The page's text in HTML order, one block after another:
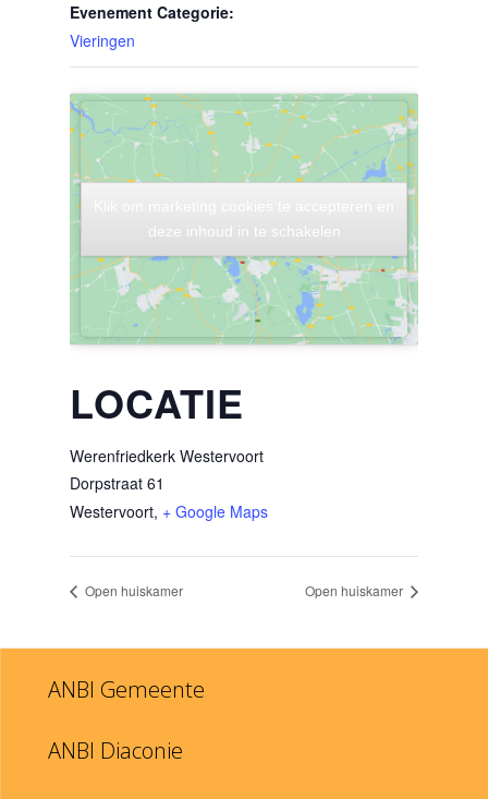
Evenement Categorie:
Vieringen
LOCATIE
Werenfriedkerk Westervoort
Dorpstraat 61
Westervoort, + Google Maps
deze inhoud in te schakelen
deze inhoud in te schakelen
Open huiskamer Open huiskamer
ANBI Gemeente
ANBI Diaconie